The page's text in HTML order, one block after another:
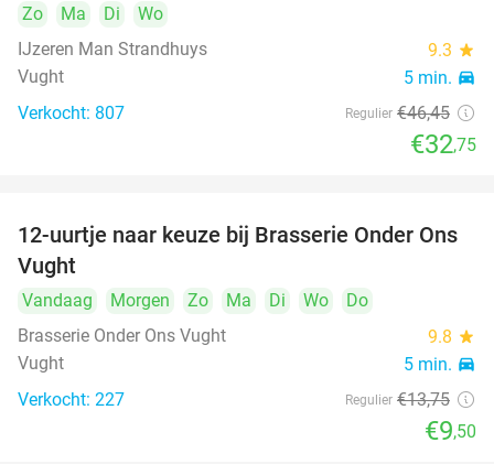
Zo Ma Di
Wo
IJzeren Man Strandhuys
9.3 star
Vught 5 min. directions_car
Verkocht: 807 Regulier €46,45
€32,75
31%
12-uurtje naar keuze bij Brasserie Onder Ons
Vught
Vandaag Morgen Zo Ma Di Wo
Do
Brasserie Onder Ons Vught
9.8 star
Vught 5 min. directions_car
Verkocht: 227 Regulier €13,75
€9,50